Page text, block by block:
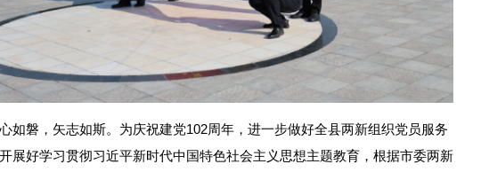
磐，矢志如斯。为庆祝建党102周年，进一步做好全县两新组织党员服务
展好学习贯彻习近平新时代中国特色社会主义思想主题教育，根据市委两新